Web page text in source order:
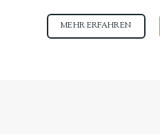
MEHR ERFAHREN